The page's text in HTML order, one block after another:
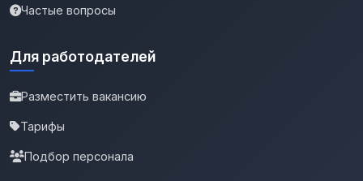
Частые вопросы
Для работодателей
Разместить вакансию
Тарифы
Подбор персонала